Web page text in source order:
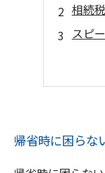
相続
スピ
アド
帰省時に困らな